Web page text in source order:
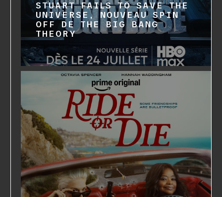
STUART FAILS TO SAVE THE
UNIVERSE, NOUVEAU SPIN
OFF DE THE BIG BANG
THEORY